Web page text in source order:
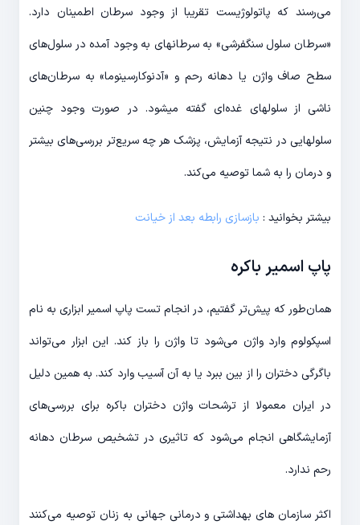
می‌رسند که پاتولوژیست تقریبا از وجود سرطان اطمینان دارد.
«سرطان سلول سنگفرشی» به سرطان‎های به وجود آمده در سلول‌های
سطح صاف واژن یا دهانه رحم و «آدنوکارسینوما» به سرطان‌های
ناشی از سلول‎های غده‌ای گفته می‎شود. در صورت وجود چنین
سلول‎هایی در نتیجه آزمایش، پزشک هر چه سریع‌تر بررسی‌های بیشتر
و درمان را به شما توصیه می‌کند.
بیشتر بخوانید : بازسازی رابطه بعد از خیانت
پاپ اسمیر باکره
همان‌طور که پیش‌تر گفتیم، در انجام تست پاپ اسمیر ابزاری به نام
اسپکولوم وارد واژن می‌شود تا واژن را باز کند. این ابزار می‌تواند
باگرگی دختران را از بین ببرد یا به آن آسیب وارد کند. به همین دلیل
در ایران معمولا از ترشحات واژن دختران باکره برای بررسی‌های
آزمایشگاهی انجام می‌شود که تاثیری در تشخیص سرطان دهانه
رحم ندارد.
اکثر سازمان های بهداشتی و درمانی جهانی به زنان توصیه می‌کنند